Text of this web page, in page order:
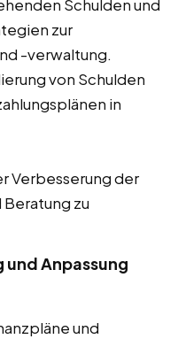
Schulden und
zur
-verwaltung.
von Schulden
in
Verbesserung der
zu
Anpassung
und